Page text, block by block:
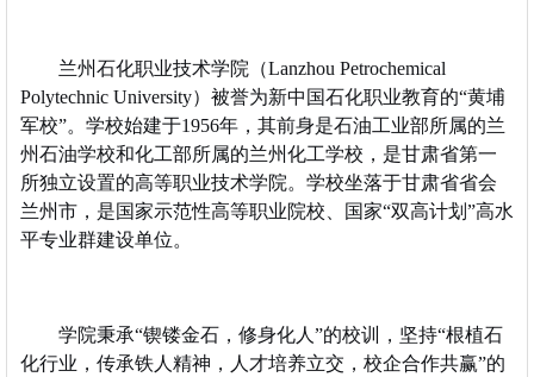
兰州石化职业技术学院（Lanzhou Petrochemical
Polytechnic University）被誉为新中国石化职业教育的“黄埔
军校”。学校始建于1956年，其前身是石油工业部所属的兰
州石油学校和化工部所属的兰州化工学校，是甘肃省第一
所独立设置的高等职业技术学院。学校坐落于甘肃省省会
兰州市，是国家示范性高等职业院校、国家“双高计划”高水
平专业群建设单位。
学院秉承“锲镂金石，修身化人”的校训，坚持“根植石
化行业，传承铁人精神，人才培养立交，校企合作共赢”的